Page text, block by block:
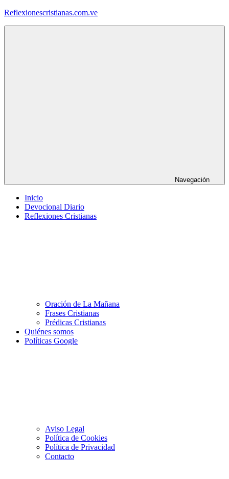
Saltar
Reflexionescristianas.com.ve
Navegación
Inicio
Devocional Diario
Reflexiones Cristianas
Oración de La Mañana
Frases Cristianas
Prédicas Cristianas
Quiénes somos
Políticas Google
Aviso Legal
Política de Cookies
Política de Privacidad
Contacto